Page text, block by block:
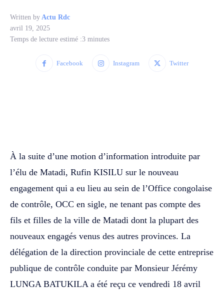
Written by Actu Rdc
avril 19, 2025
Temps de lecture estimé :3 minutes
Facebook Instagram Twitter
À la suite d’une motion d’information introduite par
l’élu de Matadi, Rufin KISILU sur le nouveau
engagement qui a eu lieu au sein de l’Office congolaise
de contrôle, OCC en sigle, ne tenant pas compte des
fils et filles de la ville de Matadi dont la plupart des
nouveaux engagés venus des autres provinces. La
délégation de la direction provinciale de cette entreprise
publique de contrôle conduite par Monsieur Jérémy
LUNGA BATUKILA a été reçu ce vendredi 18 avril